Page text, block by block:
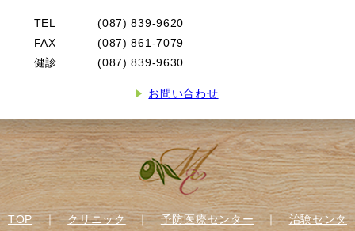
TEL
(087) 839-9620
FAX
(087) 861-7079
健診
(087) 839-9630
お問い合わせ
TOP｜クリニック｜予防医療センター｜治験センタ